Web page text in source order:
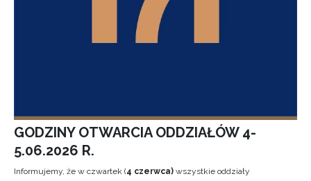
GODZINY OTWARCIA ODDZIAŁÓW 4-
5.06.2026 R.
Informujemy, że w czwartek (4 czerwca) wszystkie oddziały